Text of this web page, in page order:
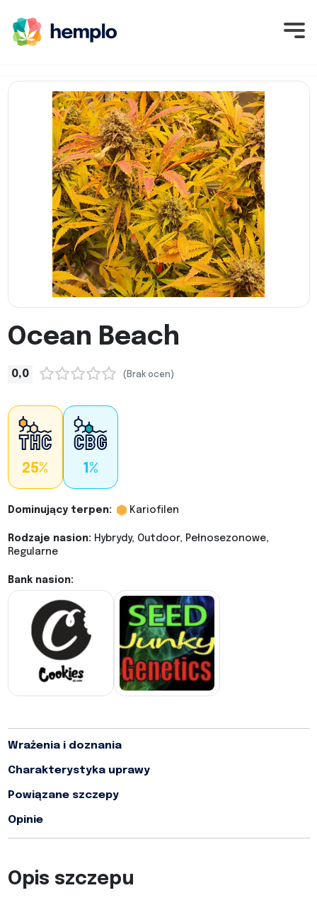
Ocean Beach
0,0 (Brak ocen)
25% 1%
Dominujący terpen: Kariofilen
Rodzaje nasion: Hybrydy, Outdoor, Pełnosezonowe,
Regularne
Bank nasion:
Wrażenia i doznania
Charakterystyka uprawy
Powiązane szczepy
Opinie
Opis szczepu